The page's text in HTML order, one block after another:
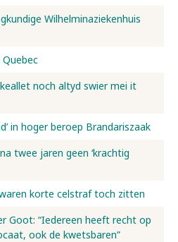
Wilhelminaziekenhuis
noch altyd swier mei it
in hoger beroep Brandariszaak
twee jaren geen ‘krachtig
korte celstraf toch zitten
Goot: “Iedereen heeft recht op
ook de kwetsbaren”